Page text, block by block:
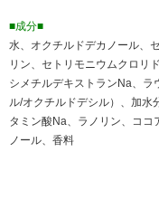
■成分■
水、オクチルドデカノール、
リン、セトリモニウムクロリ
シメチルデキストランNa、ラ
ル/オクチルドデシル）、加水
タミン酸Na、ラノリン、ココ
ノール、香料